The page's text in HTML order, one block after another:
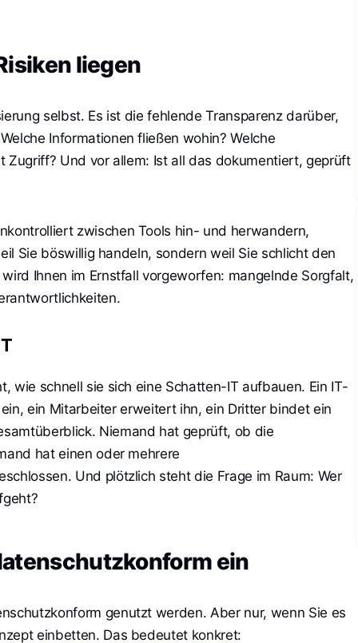
liegen
selbst. Es ist die fehlende Transparenz darüber,
Informationen fließen wohin? Welche
Zugriff? Und vor allem: Ist all das dokumentiert, geprüft
zwischen Tools hin- und herwandern,
Sie böswillig handeln, sondern weil Sie schlicht den
Ihnen im Ernstfall vorgeworfen: mangelnde Sorgfalt,
wie schnell sie sich eine Schatten-IT aufbauen. Ein IT-
ein Mitarbeiter erweitert ihn, ein Dritter bindet ein
Niemand hat geprüft, ob die
hat einen oder mehrere
Und plötzlich steht die Frage im Raum: Wer
ein
genutzt werden. Aber nur, wenn Sie es
einbetten. Das bedeutet konkret: